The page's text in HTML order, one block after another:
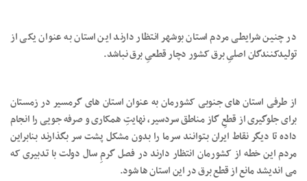
در چنین شرایطی مردم استان بوشهر انتظار دارند این استان به عنوان یکی از
تولیدکنندگان اصلیِ برق کشور دچار قطعیِ برق نباشد.
از طرفی استان های جنوبی کشورمان به عنوان استان های گرمسیر در زمستان
برای جلوگیری از قطعِ گاز مناطق سردسیر، نهایتِ همکاری و صرفه جویی را انجام
داده تا دیگر نقاط ایران بتوانند سرما را بدون مشکل پشت سر بگذارند بنابراین
مردم این خطه از کشورمان انتظار دارند در فصل گرمِ سال دولت با تدبیری که
می اندیشد مانع از قطع برق در این استان ها شود.